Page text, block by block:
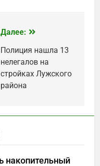
Далее:
Полиция нашла 13
нелегалов на
стройках Лужского
района
накопительный